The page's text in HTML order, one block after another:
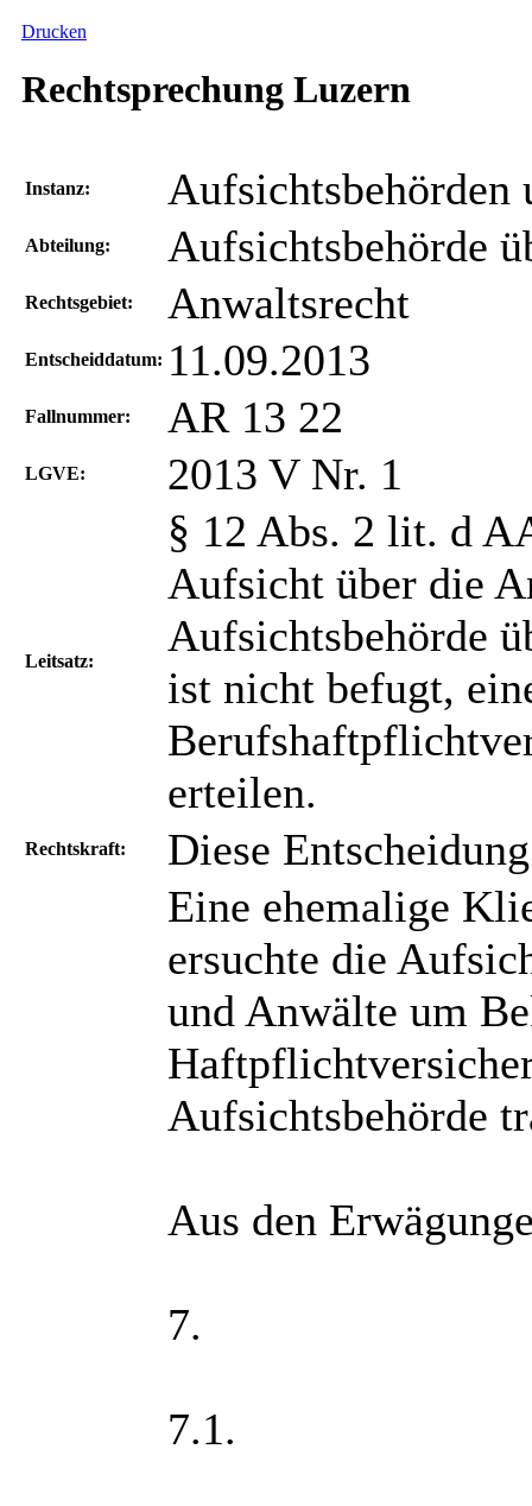
Drucken
Rechtsprechung Luzern
Instanz: Aufsichtsbehörden
Abteilung: Aufsichtsbehörde
Rechtsgebiet: Anwaltsrecht
Entscheiddatum: 11.09.2013
Fallnummer: AR 13 22
LGVE: 2013 V Nr. 1
Leitsatz:
§ 12 Abs. 2 lit. d
Aufsicht über die
Aufsichtsbehörde
ist nicht befugt,
erteilen.
Rechtskraft:
Diese
Eine ehemalige
ersuchte die
und Anwälte um
Aufsichtsbehörde
Aus den
7.
7.1.